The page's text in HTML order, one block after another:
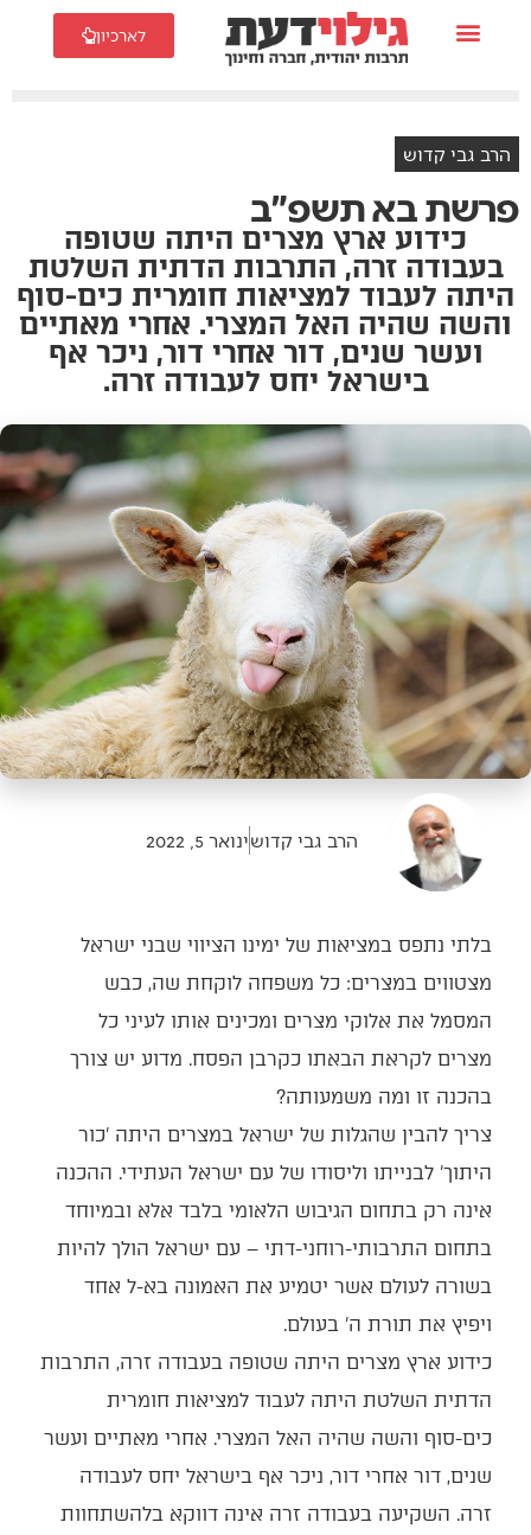
לארכיון
הרב גבי קדוש
פרשת בא תשפ"ב
כידוע ארץ מצרים היתה שטופה
בעבודה זרה, התרבות הדתית השלטת
היתה לעבוד למציאות חומרית כים-סוף
והשה שהיה האל המצרי. אחרי מאתיים
ועשר שנים, דור אחרי דור, ניכר אף
בישראל יחס לעבודה זרה.
הרב גבי קדושינואר 5, 2022
בלתי נתפס במציאות של ימינו הציווי שבני ישראל
מצטווים במצרים: כל משפחה לוקחת שה, כבש
המסמל את אלוקי מצרים ומכינים אותו לעיני כל
מצרים לקראת הבאתו כקרבן הפסח. מדוע יש צורך
בהכנה זו ומה משמעותה?
צריך להבין שהגלות של ישראל במצרים היתה 'כור
היתוך' לבנייתו וליסודו של עם ישראל העתידי. ההכנה
אינה רק בתחום הגיבוש הלאומי בלבד אלא ובמיוחד
בתחום התרבותי-רוחני-דתי – עם ישראל הולך להיות
בשורה לעולם אשר יטמיע את האמונה בא-ל אחד
ויפיץ את תורת ה' בעולם.
כידוע ארץ מצרים היתה שטופה בעבודה זרה, התרבות
הדתית השלטת היתה לעבוד למציאות חומרית
כים-סוף והשה שהיה האל המצרי. אחרי מאתיים ועשר
שנים, דור אחרי דור, ניכר אף בישראל יחס לעבודה
זרה. השקיעה בעבודה זרה אינה דווקא בלהשתחוות